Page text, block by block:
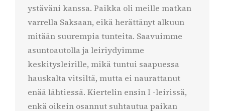
ystäväni kanssa. Paikka oli meille matkan
varrella Saksaan, eikä herättänyt alkuun
mitään suurempia tunteita. Saavuimme
asuntoautolla ja leiriydyimme
keskitysleirille, mikä tuntui saapuessa
hauskalta vitsiltä, mutta ei naurattanut
enää lähtiessä. Kiertelin ensin I -leirissä,
enkä oikein osannut suhtautua paikan